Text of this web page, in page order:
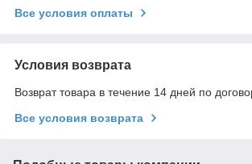
Все условия оплаты
Условия возврата
Возврат товара в течение 14 дней по
Все условия возврата